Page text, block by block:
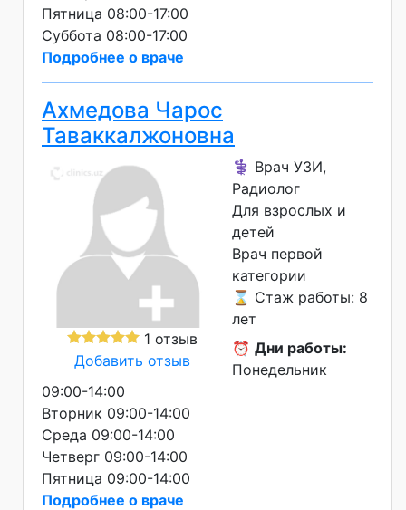
Пятница 08:00-17:00
Суббота 08:00-17:00
Подробнее о враче
Ахмедова Чарос
Таваккалжоновна
1 отзыв
Добавить отзыв
⚕️ Врач УЗИ,
Радиолог
Для взрослых и
детей
Врач первой
категории
⌛ Стаж работы: 8
лет
⏰ Дни работы:
Понедельник
09:00-14:00
Вторник 09:00-14:00
Среда 09:00-14:00
Четверг 09:00-14:00
Пятница 09:00-14:00
Подробнее о враче